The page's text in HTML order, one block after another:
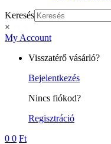
Keresés
×
My Account
Visszatérő vásárló?
Bejelentkezés
Nincs fiókod?
Regisztráció
0 0 Ft